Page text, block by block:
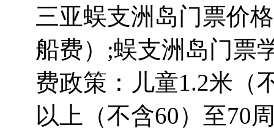
三亚蜈支洲岛门票价
船费）;蜈支洲岛门票
费政策：儿童1.2米（
以上（不含60）至70